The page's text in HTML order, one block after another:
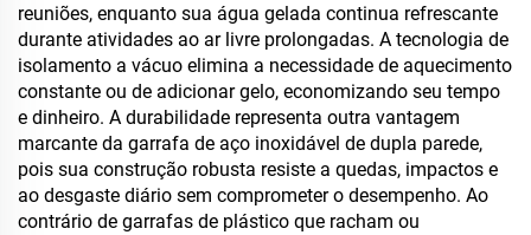
reuniões, enquanto sua água gelada continua refrescante
durante atividades ao ar livre prolongadas. A tecnologia de
isolamento a vácuo elimina a necessidade de aquecimento
constante ou de adicionar gelo, economizando seu tempo
e dinheiro. A durabilidade representa outra vantagem
marcante da garrafa de aço inoxidável de dupla parede,
pois sua construção robusta resiste a quedas, impactos e
ao desgaste diário sem comprometer o desempenho. Ao
contrário de garrafas de plástico que racham ou